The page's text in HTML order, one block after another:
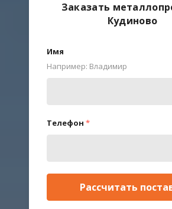
Заказать
Кудиново
Имя
Например: Владимир
Телефон *
Рассчитать